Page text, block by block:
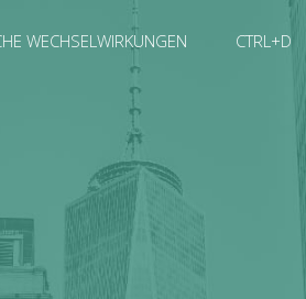
WECHSELWIRKUNGEN CTRL+D